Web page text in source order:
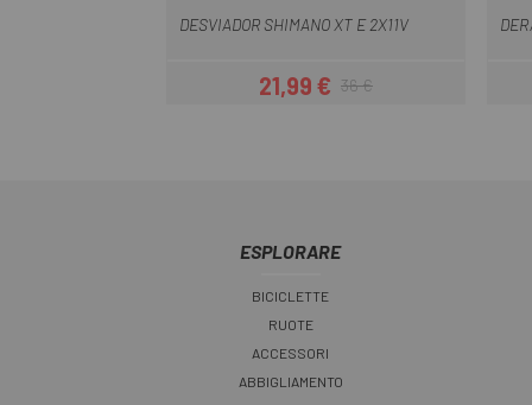
DESVIADOR SHIMANO XT E 2X11V
Prezzo
21,99 €Prezzo base
36 €
ESPLORARE
BICICLETTE
RUOTE
ACCESSORI
ABBIGLIAMENTO